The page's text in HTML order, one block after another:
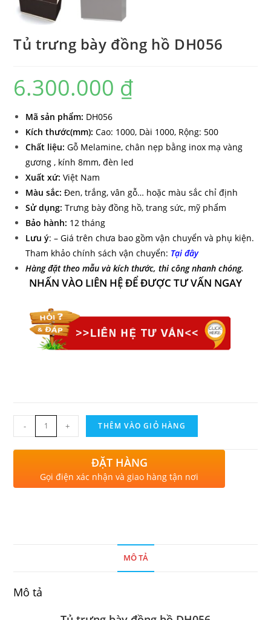
Tủ trưng bày đồng hồ DH056
6.300.000 ₫
Mã sản phẩm: DH056
Kích thước(mm): Cao: 1000, Dài 1000, Rộng: 500
Chất liệu: Gỗ Melamine, chân nẹp bằng inox mạ vàng
gương , kính 8mm, đèn led
Xuất xứ: Việt Nam
Màu sắc:Đen, trắng, vân gỗ… hoặc màu sắc chỉ định
Sử dụng: Trưng bày đồng hồ, trang sức, mỹ phẩm
Bảo hành: 12 tháng
Lưu ý: – Giá trên chưa bao gồm vận chuyển và phụ kiện.
Tham khảo chính sách vận chuyển: Tại đây
Hàng đặt theo mẫu và kích thước, thi công nhanh chóng.
NHẤN VÀO LIÊN HỆ ĐỂ ĐƯỢC TƯ VẤN NGAY
- + THÊM VÀO GIỎ HÀNG
ĐẶT HÀNG
Gọi điện xác nhận và giao hàng tận nơi
MÔ TẢ
Mô tả